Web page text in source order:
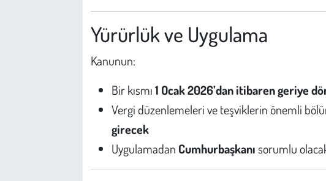
Yürürlük ve Uygulama
Kanunun:
Bir kısmı1 Ocak 2026’dan itibaren geriye
Vergi düzenlemeleri ve teşviklerin önemli
girecek
Uygulamadan Cumhurbaşkanısorumlu